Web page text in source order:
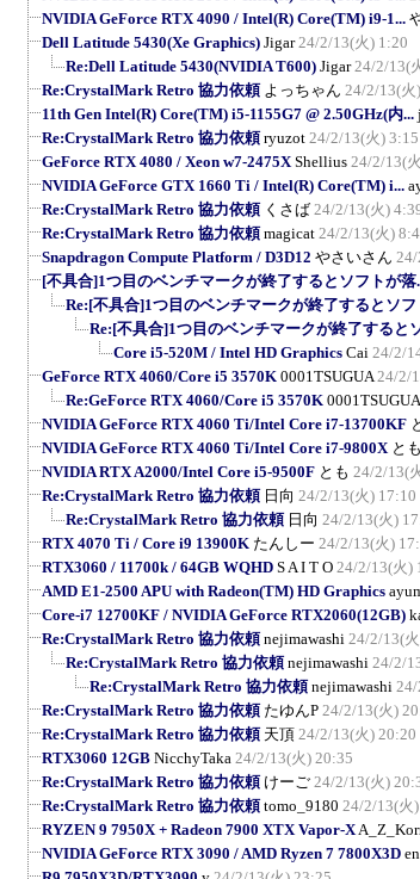
NVIDIA GeForce RTX 4090 / Intel(R) Core(TM) i9-1...
Dell Latitude 5430(Xe Graphics) Jigar 24/2/13(火) 1:20
Re:Dell Latitude 5430(NVIDIA T600) Jigar 24/2/13(
Re:CrystalMark Retro 協力依頼 よっちゃん 24/2/13(火
11th Gen Intel(R) Core(TM) i5-1155G7 @ 2.50GHz(内...
Re:CrystalMark Retro 協力依頼 ryuzot 24/2/13(火) 3:15
GeForce RTX 4080 / Xeon w7-2475X Shellius 24/2/13(
NVIDIA GeForce GTX 1660 Ti / Intel(R) Core(TM) i...
Re:CrystalMark Retro 協力依頼 くさば 24/2/13(火)
Re:CrystalMark Retro 協力依頼 magicat 24/2/13(火)
Snapdragon Compute Platform / D3D12 やさいさん 24/
[不具合]1つ目のベンチマークが終了するとソフトが落
Re:[不具合]1つ目のベンチマークが終了するとソフ
Re:[不具合]1つ目のベンチマークが終了すると
Core i5-520M / Intel HD Graphics Cai 24/2/
GeForce RTX 4060/Core i5 3570K 0001TSUGUA 24/2/
Re:GeForce RTX 4060/Core i5 3570K 0001TSUGUA
NVIDIA GeForce RTX 4060 Ti/Intel Core i7-13700KF
NVIDIA GeForce RTX 4060 Ti/Intel Core i7-9800X とも
NVIDIA RTX A2000/Intel Core i5-9500F とも 24/2/13(
Re:CrystalMark Retro 協力依頼 日向 24/2/13(火) 17:10
Re:CrystalMark Retro 協力依頼 日向 24/2/13(火)
RTX 4070 Ti / Core i9 13900K たんしー 24/2/13(火)
RTX3060 / 11700k / 64GB WQHD S A I T O 24/2/13(火)
AMD E1-2500 APU with Radeon(TM) HD Graphics
Core-i7 12700KF / NVIDIA GeForce RTX2060(12GB)
Re:CrystalMark Retro 協力依頼 nejimawashi 24/2/13(
Re:CrystalMark Retro 協力依頼 nejimawashi 24/2/
Re:CrystalMark Retro 協力依頼 nejimawashi 24/
Re:CrystalMark Retro 協力依頼 たゆんP 24/2/13(火)
Re:CrystalMark Retro 協力依頼 天頂 24/2/13(火) 20:20
RTX3060 12GB NicchyTaka 24/2/13(火) 20:35
Re:CrystalMark Retro 協力依頼 けーご 24/2/13(火)
Re:CrystalMark Retro 協力依頼 tomo_9180 24/2/13(火
RYZEN 9 7950X + Radeon 7900 XTX Vapor-X
NVIDIA GeForce RTX 3090 / AMD Ryzen 7 7800X3D